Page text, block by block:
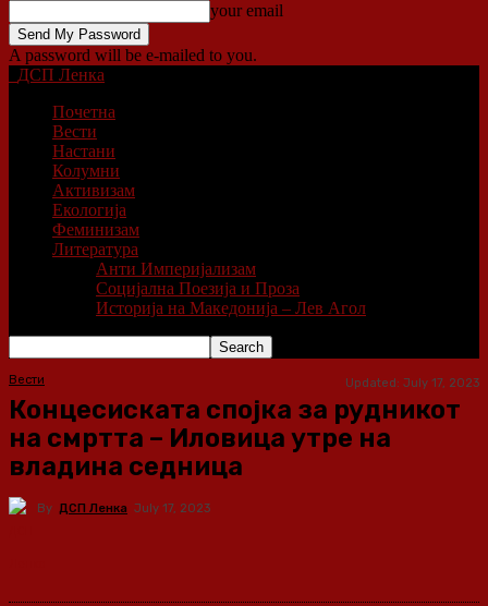
your email
A password will be e-mailed to you.
ДСП Ленка
Почетна
Вести
Настани
Колумни
Активизам
Екологија
Феминизам
Литература
Анти Империјализам
Социјална Поезија и Проза
Историја на Македонија – Лев Агол
Вести Updated: July 17, 2023
Концесиската спојка за рудникот
на смртта – Иловица утре на
владина седница
By ДСП Ленка July 17, 2023